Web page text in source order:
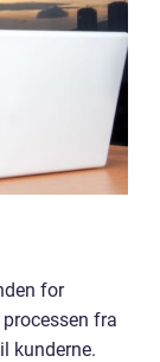
for
fra
kunderne.